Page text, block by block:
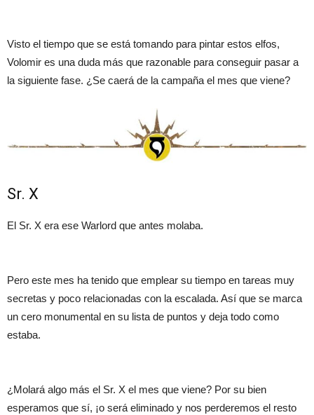
Visto el tiempo que se está tomando para pintar estos elfos,
Volomir es una duda más que razonable para conseguir pasar a
la siguiente fase. ¿Se caerá de la campaña el mes que viene?
Sr. X
El Sr. X era ese Warlord que antes molaba.
Pero este mes ha tenido que emplear su tiempo en tareas muy
secretas y poco relacionadas con la escalada. Así que se marca
un cero monumental en su lista de puntos y deja todo como
estaba.
¿Molará algo más el Sr. X el mes que viene? Por su bien
esperamos que sí, ¡o será eliminado y nos perderemos el resto